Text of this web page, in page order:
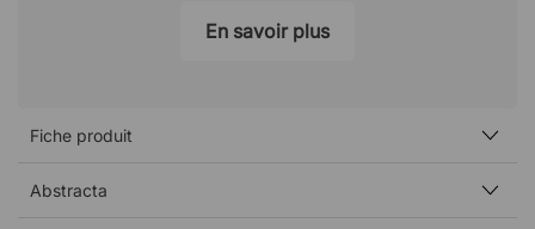
contribuant à un meilleur environnement acoustique dans
En savoir plus
Fiche produit
Abstracta